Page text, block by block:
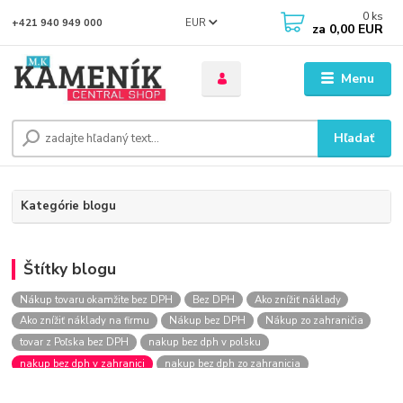
Menu
EUR
Hľadať
+421 940 949 000 0 ks
za 0,00 EUR
Kategórie blogu
Štítky blogu
Nákup tovaru okamžite bez DPH Bez DPH
Ako znížiť náklady
Ako znížiť náklady na firmu
Nákup bez DPH
Nákup zo zahraničia
tovar z Poľska bez DPH
nakup bez dph v polsku
nakup bez dph v zahranici
nakup bez dph zo zahranicia